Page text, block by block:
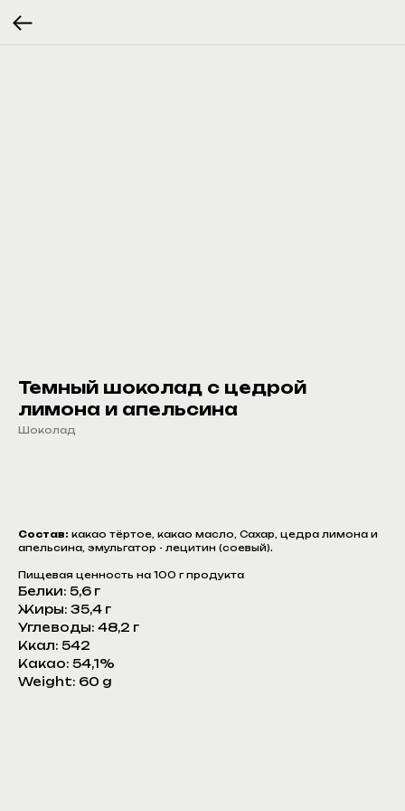
Темный шоколад с цедрой
лимона и апельсина
Шоколад
Состав: какао тёртое, какао масло, Сахар, цедра лимона и
апельсина, эмульгатор - лецитин (соевый).
Пищевая ценность на 100 г продукта
Белки: 5,6 г
Жиры: 35,4 г
Углеводы: 48,2 г
Ккал: 542
Какао: 54,1%
Weight: 60 g